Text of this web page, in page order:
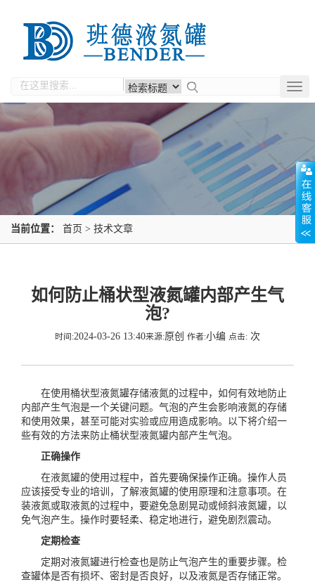
当前位置： 首页 > 技术文章
如何防止桶状型液氮罐内部产生气
泡?
时间:2024-03-26 13:40来源:原创 作者:小编 点击: 次
在使用桶状型液氮罐存储液氮的过程中，如何有效地防止
内部产生气泡是一个关键问题。气泡的产生会影响液氮的存储
和使用效果，甚至可能对实验或应用造成影响。以下将介绍一
些有效的方法来防止桶状型液氮罐内部产生气泡。
正确操作
在液氮罐的使用过程中，首先要确保操作正确。操作人员
应该接受专业的培训，了解液氮罐的使用原理和注意事项。在
装液氮或取液氮的过程中，要避免急剧晃动或倾斜液氮罐，以
免气泡产生。操作时要轻柔、稳定地进行，避免剧烈震动。
定期检查
定期对液氮罐进行检查也是防止气泡产生的重要步骤。检
查罐体是否有损坏、密封是否良好，以及液氮是否存储正常。